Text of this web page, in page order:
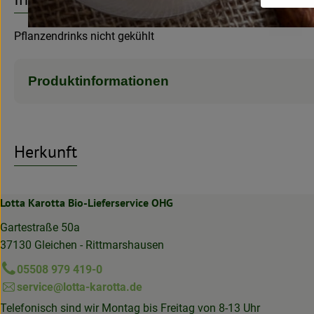
Pflanzendrinks nicht gekühlt
Produktinformationen
Herkunft
Lotta Karotta Bio-Lieferservice OHG
Gartestraße 50a
37130 Gleichen - Rittmarshausen
05508 979 419-0
service@lotta-karotta.de
Telefonisch sind wir Montag bis Freitag von 8-13 Uhr